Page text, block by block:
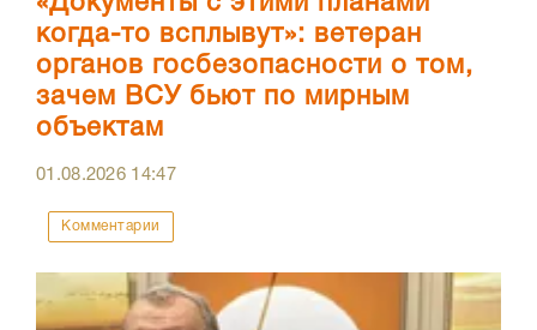
когда-то всплывут»: ветеран
органов госбезопасности о том,
зачем ВСУ бьют по мирным
объектам
01.08.2026 14:47
Комментарии